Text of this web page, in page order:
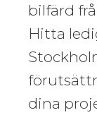
bilfärd
Hitta
dina